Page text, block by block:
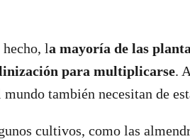
hecho, la mayoría de las
para multiplicarse.
mundo también necesitan de
cultivos, como las